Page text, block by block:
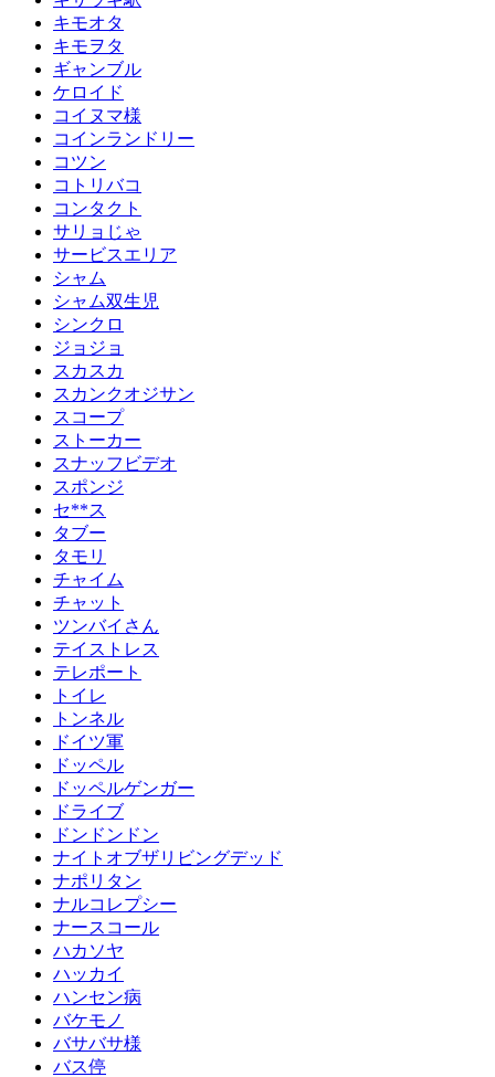
キモオタ
キモヲタ
ギャンブル
ケロイド
コイヌマ様
コインランドリー
コツン
コトリバコ
コンタクト
サリョじゃ
サービスエリア
シャム
シャム双生児
シンクロ
ジョジョ
スカスカ
スカンクオジサン
スコープ
ストーカー
スナッフビデオ
スポンジ
セ**ス
タブー
タモリ
チャイム
チャット
ツンバイさん
テイストレス
テレポート
トイレ
トンネル
ドイツ軍
ドッペル
ドッペルゲンガー
ドライブ
ドンドンドン
ナイトオブザリビングデッド
ナポリタン
ナルコレプシー
ナースコール
ハカソヤ
ハッカイ
ハンセン病
バケモノ
バサバサ様
バス停